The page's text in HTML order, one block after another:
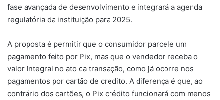
fase avançada de desenvolvimento e integrará a agenda
regulatória da instituição para 2025.
A proposta é permitir que o consumidor parcele um
pagamento feito por Pix, mas que o vendedor receba o
valor integral no ato da transação, como já ocorre nos
pagamentos por cartão de crédito. A diferença é que, ao
contrário dos cartões, o Pix crédito funcionará com menos